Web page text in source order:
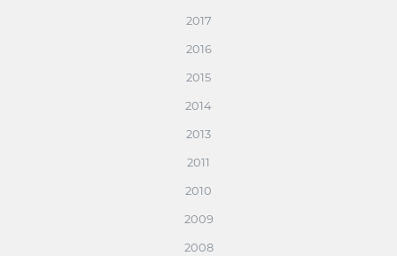
2017
2016
2015
2014
2013
2011
2010
2009
2008